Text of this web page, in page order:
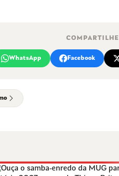
COMPARTILHE
WhatsApp Facebook